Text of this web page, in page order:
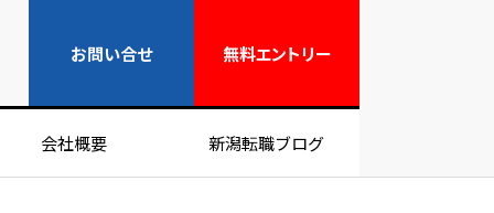
お問い合せ 無料エントリー
会社概要 新潟転職ブログ